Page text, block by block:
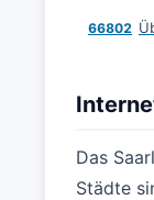
66802
Das
Städte